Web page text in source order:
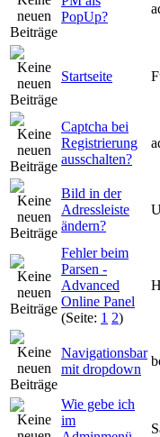
PopUp?
Startseite
Captcha bei
Registrierung
ausschalten?
Bild in der
Adressleiste
ändern?
Fehler beim
Parsen -
Advanced
Online Panel
(Seite: 1 2)
Navigationsbar
mit dropdown
Wie gebe ich
im